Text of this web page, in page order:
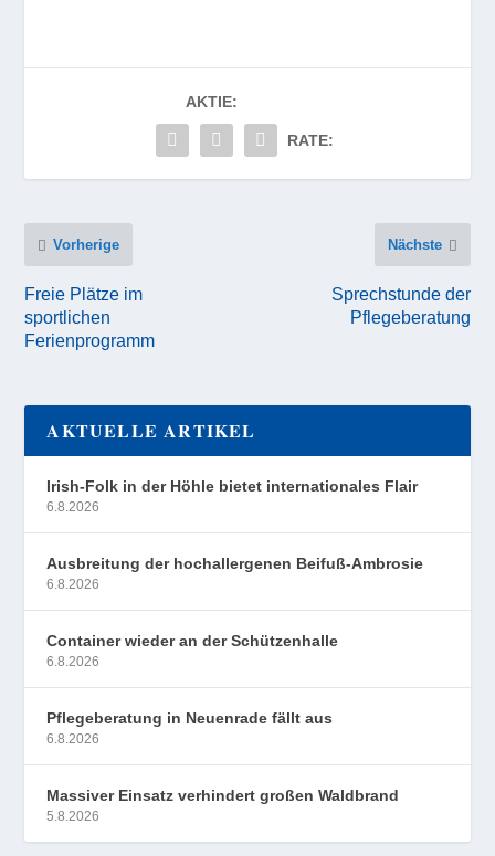
AKTIE:
RATE:
Vorherige
Freie Plätze im
sportlichen
Ferienprogramm
Nächste
Sprechstunde der
Pflegeberatung
AKTUELLE ARTIKEL
Irish-Folk in der Höhle bietet internationales Flair
6.8.2026
Ausbreitung der hochallergenen Beifuß-Ambrosie
6.8.2026
Container wieder an der Schützenhalle
6.8.2026
Pflegeberatung in Neuenrade fällt aus
6.8.2026
Massiver Einsatz verhindert großen Waldbrand
5.8.2026